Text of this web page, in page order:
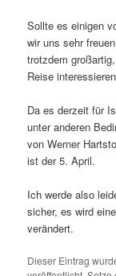
Sollte es einigen
wir uns sehr
trotzdem
Reise
Da es derzeit für
unter anderen
von Werner
ist der 5. April.
Ich werde also
sicher, es wird
verändert.
Dieser Eintrag